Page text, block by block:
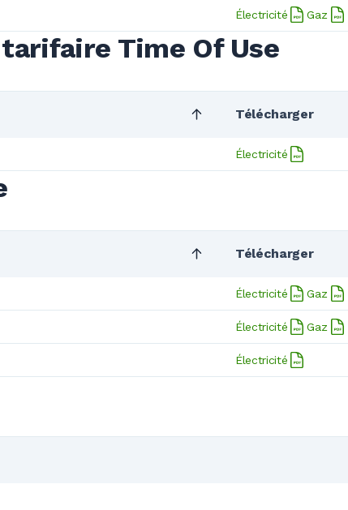
Électricité Gaz
Time Of Use
Télécharger
Électricité
Télécharger
Électricité Gaz
Électricité Gaz
Électricité